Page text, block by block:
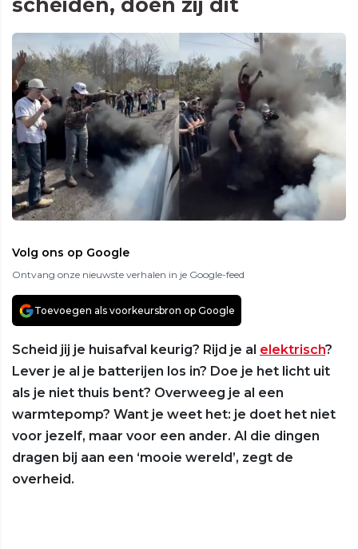
scheiden, doen zij dit
Volg ons op Google
Ontvang onze nieuwste verhalen in je Google-feed
Toevoegen als voorkeursbron op Google
Scheid jij je huisafval keurig? Rijd je al elektrisch?
Lever je al je batterijen los in? Doe je het licht uit
als je niet thuis bent? Overweeg je al een
warmtepomp? Want je weet het: je doet het niet
voor jezelf, maar voor een ander. Al die dingen
dragen bij aan een ‘mooie wereld’, zegt de
overheid.